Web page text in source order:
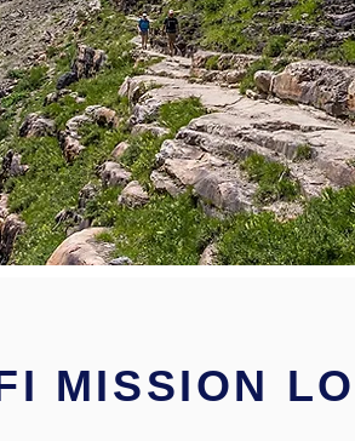
... C'est
MISSION